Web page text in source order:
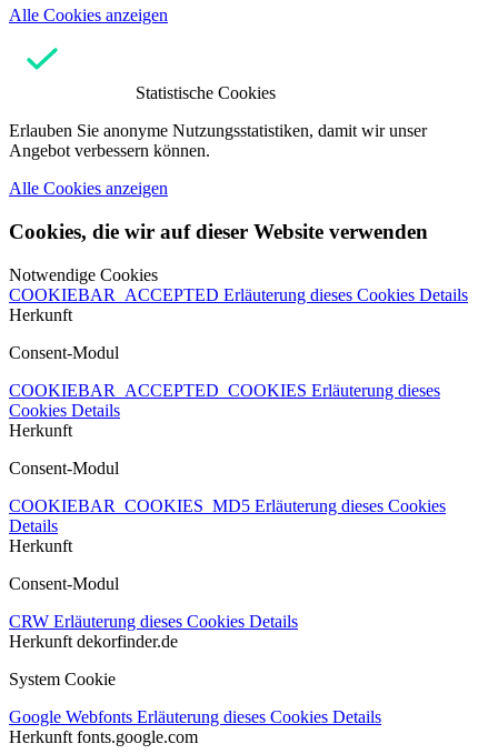
Alle Cookies anzeigen
Statistische Cookies
Erlauben Sie anonyme Nutzungsstatistiken, damit wir unser
Angebot verbessern können.
Alle Cookies anzeigen
Cookies, die wir auf dieser Website verwenden
Notwendige Cookies
COOKIEBAR_ACCEPTED Erläuterung dieses Cookies Details
Herkunft
Consent-Modul
COOKIEBAR_ACCEPTED_COOKIES Erläuterung dieses
Cookies Details
Herkunft
Consent-Modul
COOKIEBAR_COOKIES_MD5 Erläuterung dieses Cookies
Details
Herkunft
Consent-Modul
CRW Erläuterung dieses Cookies Details
Herkunft dekorfinder.de
System Cookie
Google Webfonts Erläuterung dieses Cookies Details
Herkunft fonts.google.com